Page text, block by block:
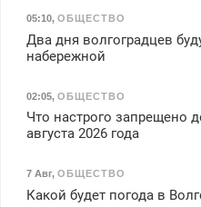
05:10, ОБЩЕСТВО
Два дня волгоградцев
набережной
02:05, ОБЩЕСТВО
Что настрого запрещено
августа 2026 года
7 Авг, ОБЩЕСТВО
Какой будет погода в